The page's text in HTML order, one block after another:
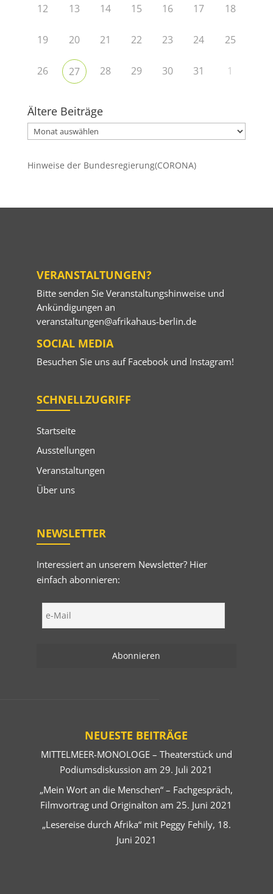
12 13 14 15 16 17 18
19 20 21 22 23 24 25
26 27 28 29 30 31 1
Ältere Beiträge
Ältere
Beiträge
Hinweise der Bundesregierung(CORONA)
VERANSTALTUNGEN?
Bitte senden Sie Veranstaltungshinweise und
Ankündigungen an
veranstaltungen@afrikahaus-berlin.de
SOCIAL MEDIA
Besuchen Sie uns auf Facebookund Instagram!
SCHNELLZUGRIFF
Startseite
Ausstellungen
Veranstaltungen
Über uns
NEWSLETTER
Interessiert an unserem Newsletter? Hier
einfach abonnieren:
NEUESTE BEITRÄGE
MITTELMEER-MONOLOGE – Theaterstück und
Podiumsdiskussion am 29. Juli 2021
„Mein Wort an die Menschen“ – Fachgespräch,
Filmvortrag und Originalton am 25. Juni 2021
„Lesereise durch Afrika“ mit Peggy Fehily, 18.
Juni 2021